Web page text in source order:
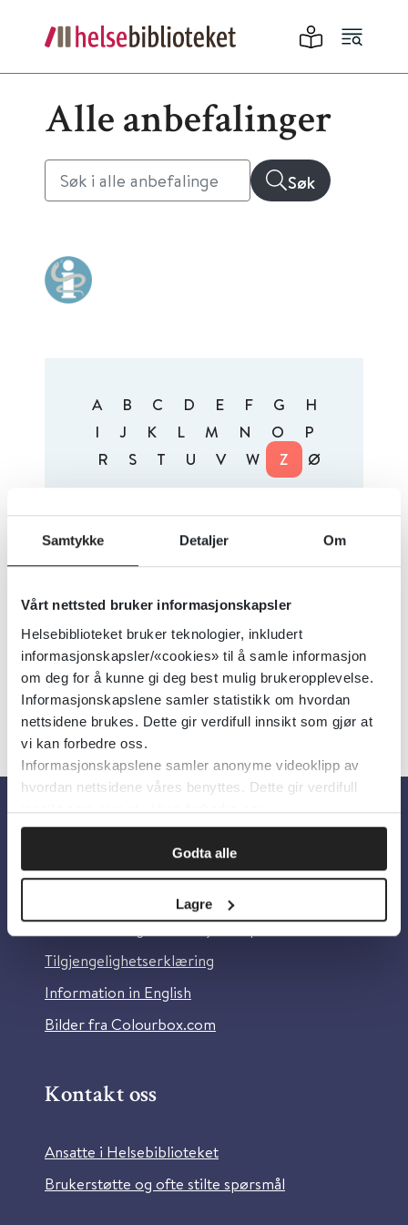
Samtykke Detaljer Om
Vårt nettsted bruker informasjonskapsler
Helsebiblioteket bruker teknologier, inkludert
informasjonskapsler/«cookies» til å samle informasjon
om deg for å kunne gi deg best mulig brukeropplevelse.
Informasjonskapslene samler statistikk om hvordan
nettsidene brukes. Dette gir verdifull innsikt som gjør at
vi kan forbedre oss.
Informasjonskapslene samler anonyme videoklipp av
hvordan nettsidene våres benyttes. Dette gir verdifull
innsikt som gjør at vi kan forbedre oss.
Godta alle
Lagre
Alle anbefalinger
Søk
A B C D E F G
H
I
J K L M N O
P
R
S T U V W Z Ø
1 treff Alfabetisk Nyest
Zonisamid - behandlingsanbefaling
Om Helsebiblioteket
Personvern og informasjonskapsler
Tilgjengelighetserklæring
Information in English
Bilder fra Colourbox.com
Kontakt oss
Ansatte i Helsebiblioteket
Brukerstøtte og ofte stilte spørsmål